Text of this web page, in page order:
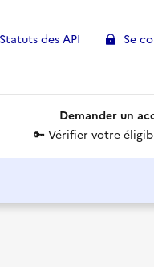
Statuts des API (nouvelle
Se
Demander un
🔑 Vérifier votre